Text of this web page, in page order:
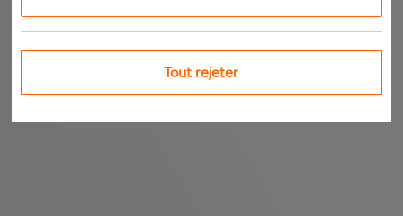
Tout rejeter